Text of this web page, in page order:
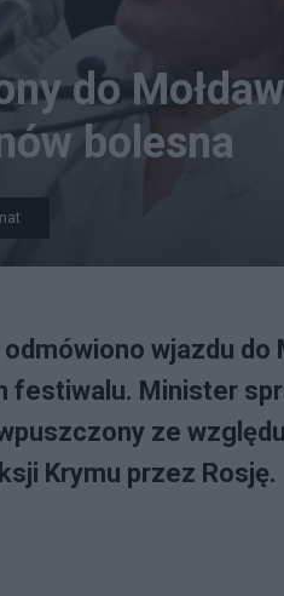
do
bolesna
wjazdu do
festiwalu. Minister
ze
Krymu przez Rosję.